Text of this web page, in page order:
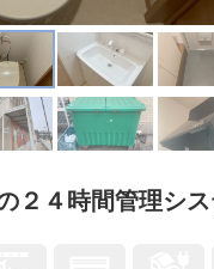
２４時間管理シス